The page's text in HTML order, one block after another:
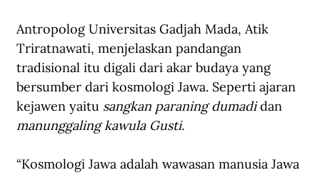
Antropolog Universitas Gadjah Mada, Atik
Triratnawati, menjelaskan pandangan
tradisional itu digali dari akar budaya yang
bersumber dari kosmologi Jawa. Seperti ajaran
kejawen yaitu sangkan paraning dumadi dan
manunggaling kawula Gusti.
“Kosmologi Jawa adalah wawasan manusia Jawa